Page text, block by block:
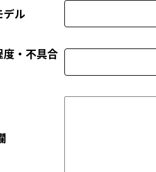
デル
・不具合